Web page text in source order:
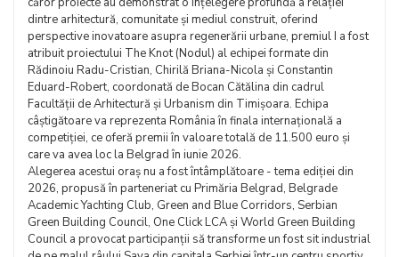
dintre arhitectură, comunitate și mediul construit, oferind
perspective inovatoare asupra regenerării urbane, premiul I a fost
atribuit proiectului The Knot (Nodul) al echipei formate din
Rădinoiu Radu-Cristian, Chirilă Briana-Nicola și Constantin
Eduard-Robert, coordonată de Bocan Cătălina din cadrul
Facultății de Arhitectură și Urbanism din Timișoara. Echipa
câștigătoare va reprezenta România în finala internațională a
competiției, ce oferă premii în valoare totală de 11.500 euro și
care va avea loc la Belgrad în iunie 2026.
Alegerea acestui oraș nu a fost întâmplătoare - tema ediției din
2026, propusă în parteneriat cu Primăria Belgrad, Belgrade
Academic Yachting Club, Green and Blue Corridors, Serbian
Green Building Council, One Click LCA și World Green Building
Council a provocat participanții să transforme un fost sit industrial